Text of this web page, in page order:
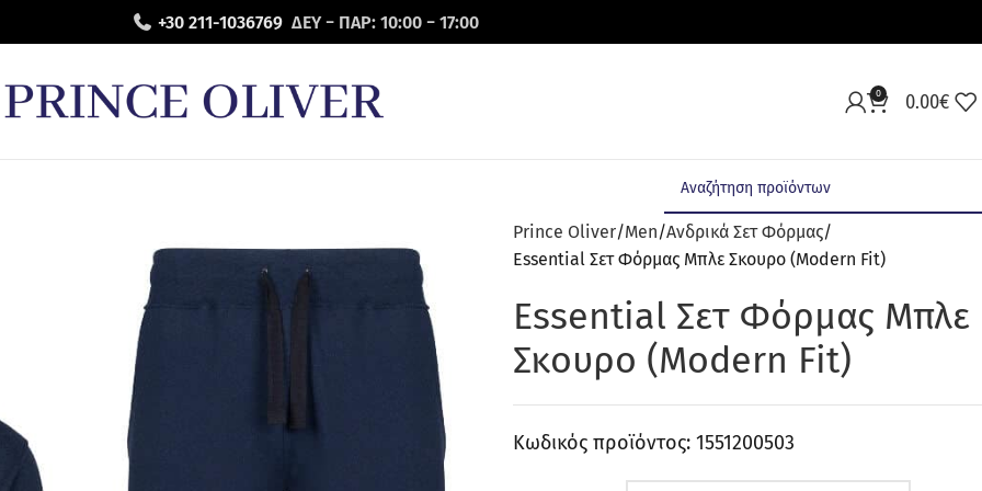
+30 211-1036769 ΔΕΥ − ΠΑΡ: 10:00 − 17:00
0 0.00€
Prince Oliver Men Aνδρικά Σετ Φόρμας
Essential Σετ Φόρμας Μπλε Σκουρο (Modern Fit)
Essential Σετ Φόρμας Μπλε
Σκουρο (Modern Fit)
Κωδικός προϊόντος: 1551200503